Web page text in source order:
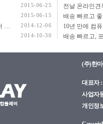
2015-06-25
2015-06-15
CD롬이 없을때 통합 드라이버 설치법 2014-12-06
2014-10-30
(주)한
대표자
사업자
개인정